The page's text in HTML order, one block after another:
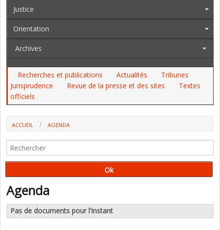
Justice
Orientation
Archives
Recherches et publications Actualités
Tribunes
Jurisprudence
Revue de la presse et des sites
Textes
officiels
ACCUEIL AGENDA
Agenda
Pas de documents pour l'instant